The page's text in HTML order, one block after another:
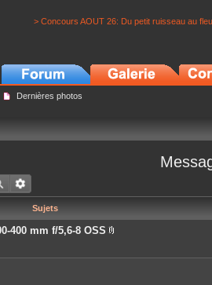
> Concours AOUT 26: Du petit ruisseau au
Dernières photos
Sujets
400 mm f/5,6-8 OSS
è